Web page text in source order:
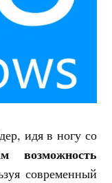
идя в ногу со
возможность
современный